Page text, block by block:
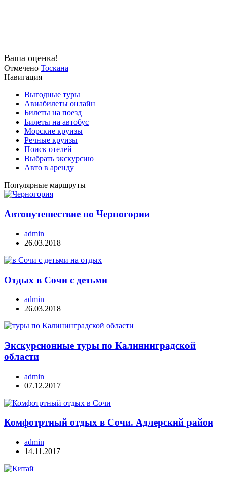
Ваша оценка!
Отмечено Тоскана
Навигация
Выгодные туры
Авиабилеты онлайн
Билеты на поезд
Билеты на автобус
Морские круизы
Речные круизы
Поиск отелей
Выбрать экскурсию
Авто в аренду
Популярные маршруты
Автопутешествие по Черногории
admin
26.03.2018
Отдых в Сочи с детьми
admin
26.03.2018
Экскурсионные туры по Калининградской
области
admin
07.12.2017
Комфотртный отдых в Сочи. Адлерский район
admin
14.11.2017